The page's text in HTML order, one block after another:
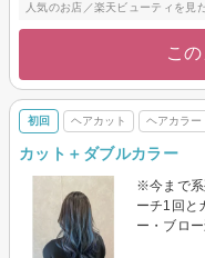
人気のお店／楽天ビューティを見
こ
初回 ヘアカット ヘアカラー
カット＋ダブルカラー
※今まで系
ーチ1回と
ー・ブロ